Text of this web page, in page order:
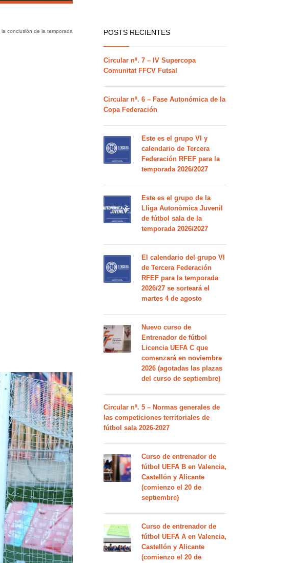
conclusión de la temporada
POSTS RECIENTES
Circular nº. 7 – IV Supercopa
Comunitat FFCV Futsal
Circular nº. 6 – Fase Autonómica de la
Copa Federación
Este es el grupo VI y
calendario de Tercera
Federación RFEF para la
temporada 2026/2027
Este es el grupo de la
Lliga Autonòmica Juvenil
de fútbol sala de la
temporada 2026/2027
El calendario del grupo VI
de Tercera Federación
RFEF para la temporada
2026/27 se sorteará el
martes 4 de agosto
Nuevo curso de
Entrenador de fútbol
Licencia UEFA C que
comenzará en noviembre
2026 (agotadas las plazas
del curso de septiembre)
Circular nº. 5 – Normas generales de
las competiciones territoriales de
fútbol sala 2026-2027
Curso de entrenador de
fútbol UEFA B en Valencia,
Castellón y Alicante
(comienzo el 20 de
septiembre)
Curso de entrenador de
fútbol UEFA A en Valencia,
Castellón y Alicante
(comienzo el 20 de